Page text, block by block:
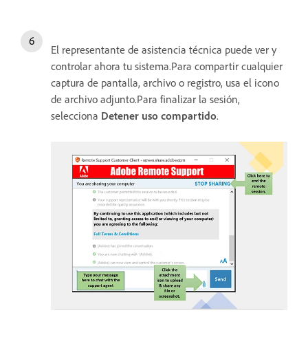
El representante de asistencia técnica puede ver y
controlar ahora tu sistema.Para compartir cualquier
captura de pantalla, archivo o registro, usa el icono
de archivo adjunto.Para finalizar la sesión,
selecciona Detener uso compartido.